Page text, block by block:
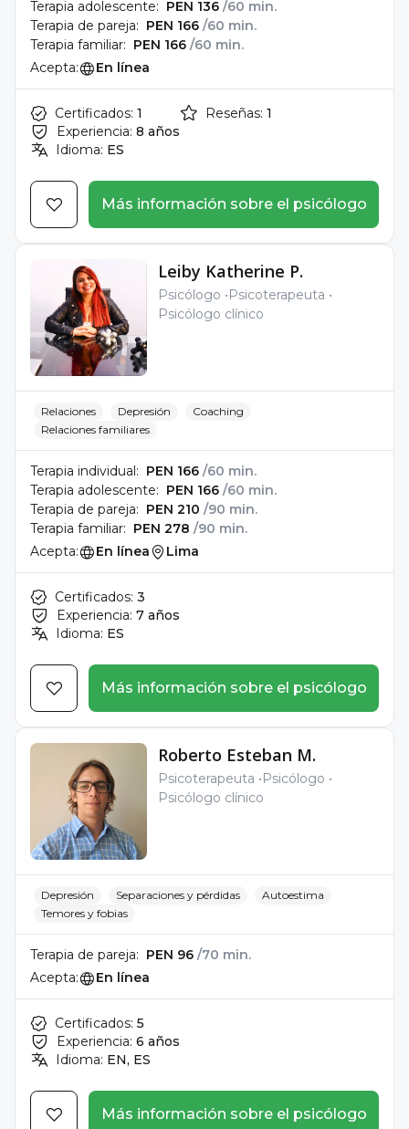
Terapia adolescente: PEN 136 /60 min.
Terapia de pareja: PEN 166 /60 min.
Terapia familiar: PEN 166 /60 min.
Acepta:
En línea
Certificados: 1
Experiencia: 8 años
Idioma: ES
Reseñas: 1
Más información sobre el psicólogo
Leiby Katherine P.
Psicólogo
Psicoterapeuta
Psicólogo clínico
Relaciones Depresión
Coaching
Relaciones familiares
Terapia individual: PEN 166 /60 min.
Terapia adolescente: PEN 166 /60 min.
Terapia de pareja: PEN 210 /90 min.
Terapia familiar: PEN 278 /90 min.
Acepta:
En línea Lima
Certificados: 3
Experiencia: 7 años
Idioma: ES
Más información sobre el psicólogo
Roberto Esteban M.
Psicoterapeuta
Psicólogo
Psicólogo clínico
Depresión Separaciones y pérdidas
Autoestima
Temores y fobias
Terapia de pareja: PEN 96 /70 min.
Acepta:
En línea
Certificados: 5
Experiencia: 6 años
Idioma: EN, ES
Más información sobre el psicólogo